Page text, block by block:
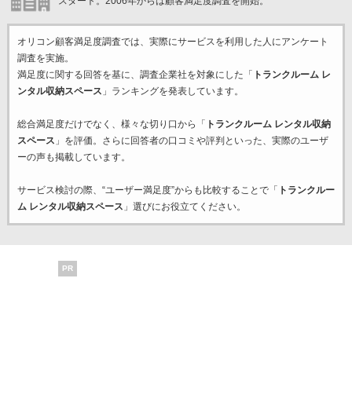
オリコン顧客満足度調査では、実際にサービスを利用した 人にアンケート
調査を実施。
満足度に関する回答を基に、調査企業社を対象にした「
トランクルーム レ
ンタル収納スペース 」ランキングを発表しています。
総合満足度だけでなく、様々な切り口から「
トランクルーム レンタル収納
スペース 」を評価。さらに回答者の口コミや評判といった、実際のユーザ
ーの声も掲載しています。
サービス検討の際、“ユーザー満足度”からも比較することで「
トランクルー
ム レンタル収納スペース 」選びにお役立てください。
PR